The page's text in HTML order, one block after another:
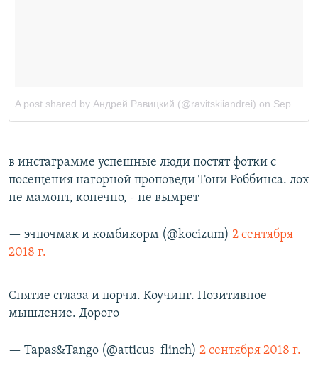
в инстаграмме успешные люди постят фотки с
посещения нагорной проповеди Тони Роббинса. лох
не мамонт, конечно, - не вымрет
— эчпочмак и комбикорм (@kocizum) 2 сентября
2018 г.
Снятие сглаза и порчи. Коучинг. Позитивное
мышление. Дорого
— Tapas&Tango (@atticus_flinch) 2 сентября 2018 г.